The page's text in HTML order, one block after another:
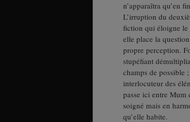
n’apparaîtra qu’en
L’irruption du
fiction qui éloigne le
elle place la
propre perception.
stupéfiant
champs de possible
interlocuteur des
passe ici entre Mum
soigné mais en
qu’elle habite.